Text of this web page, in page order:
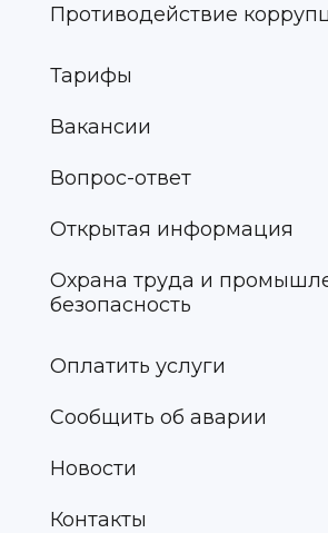
Противодействие
Тарифы
Вакансии
Вопрос-ответ
Открытая информация
Охрана труда и
безопасность
Оплатить услуги
Сообщить об аварии
Новости
Контакты